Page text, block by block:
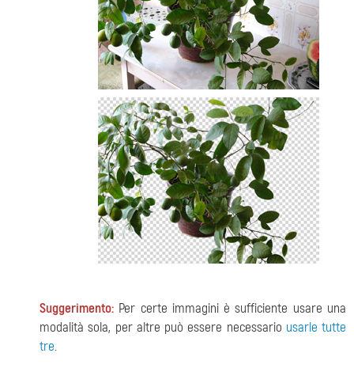
Suggerimento: Per certe immagini è sufficiente usare una
modalità sola, per altre può essere necessario usarle tutte
tre.